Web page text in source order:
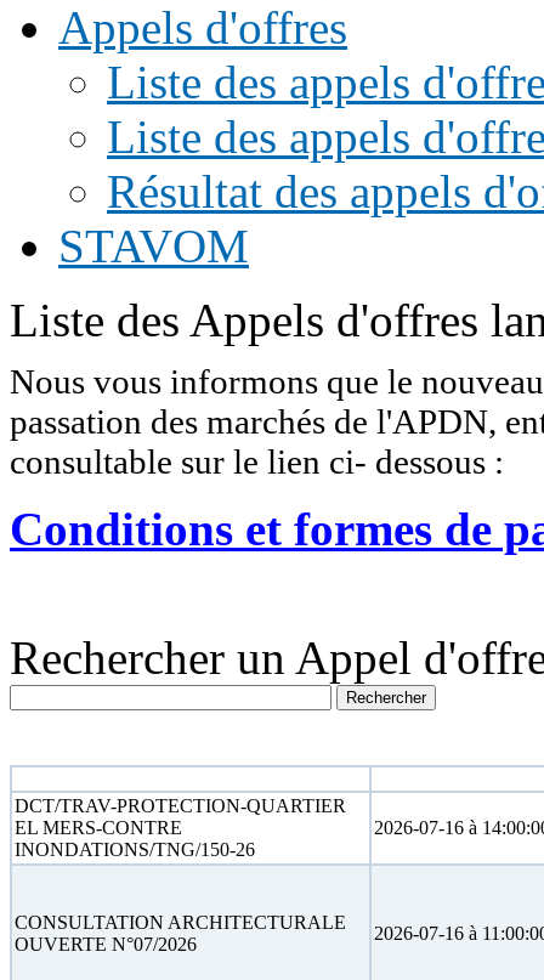
Appels d'offres
Liste des appels
Liste des appels
Résultat des appels
STAVOM
Liste des Appels d'offres
Nous vous informons que le
passation des marchés de l'APDN,
consultable sur le lien ci- dessous :
Conditions et formes de
Rechercher un Appel
DCT/TRAV-PROTECTION-QUARTIER
EL MERS-CONTRE
INONDATIONS/TNG/150-26
2026-07-16 à
CONSULTATION ARCHITECTURALE
OUVERTE N°07/2026
2026-07-16 à